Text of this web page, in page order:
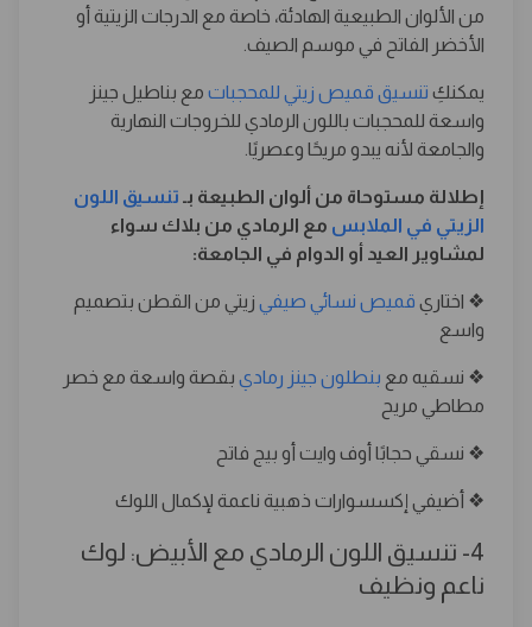
من الألوان الطبيعية الهادئة، خاصة مع الدرجات الزيتية أو
الأخضر الفاتح في موسم الصيف.
يمكنكِ تنسيق قميص زيتي للمحجبات مع بناطيل جينز
واسعة للمحجبات باللون الرمادي للخروجات النهارية
والجامعة لأنه يبدو مريحًا وعصريًا.
إطلالة مستوحاة من ألوان الطبيعة بـ تنسيق اللون
الزيتي في الملابس مع الرمادي من بلاك سواء
لمشاوير العيد أو الدوام في الجامعة:
❖ اختاري قميص نسائي صيفي زيتي من القطن بتصميم
واسع
❖ نسقيه مع بنطلون جينز رمادي بقصة واسعة مع خصر
مطاطي مريح
❖ نسقي حجابًا أوف وايت أو بيج فاتح
❖ أضيفي إكسسوارات ذهبية ناعمة لإكمال اللوك
4- تنسيق اللون الرمادي مع الأبيض: لوك
ناعم ونظيف